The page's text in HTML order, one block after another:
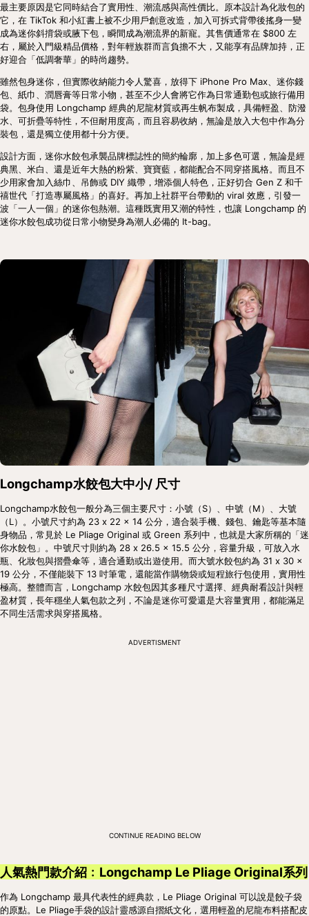
最主要原因是它同時結合了實用性、潮流感與高性價比。原本設計為化妝包的
它，在 TikTok 和小紅書上被不少用戶創意改造，加入可拆式背帶後搖身一變
成為迷你斜揹袋或腋下包，瞬間成為潮流界的新寵。其售價通常在 $800 左
右，屬於入門級精品價格，對年輕族群而言負擔不大，又能享有品牌加持，正
好迎合「低調奢華」的時尚趨勢。
雖然包身迷你，但實際收納能力令人驚喜，放得下 iPhone Pro Max、迷你錢
包、紙巾、潤唇膏等日常小物，甚至不少人會將它作為日常通勤包或旅行備用
袋。包身使用 Longchamp 經典的尼龍材質或再生帆布製成，具備輕盈、防潑
水、可折疊等特性，不但耐用度高，而且容易收納，無論是放入大包中作為分
裝包，還是獨立使用都十分方便。
設計方面，迷你水餃包承襲品牌標誌性的簡約輪廓，加上多色可選，無論是經
典黑、米白、還是近年大熱的粉紫、寶寶藍，都能配合不同穿搭風格。而且不
少用家會加入絲巾、吊飾或 DIY 織帶，增添個人特色，正好切合 Gen Z 和千
禧世代「打造專屬風格」的喜好。再加上社群平台帶動的 viral 效應，引發一
波「一人一個」的迷你包熱潮。這種既實用又潮的特性，也讓 Longchamp 的
迷你水餃包成功從日常小物變身為潮人必備的 It-bag。
Longchamp水餃包大中小/ 尺寸
Longchamp水餃包一般分為三個主要尺寸：小號（S）、中號（M）、大號
（L）。小號尺寸約為 23 x 22 x 14 公分，適合裝手機、錢包、鑰匙等基本隨
身物品，常見於 Le Pliage Original 或 Green 系列中，也就是大家所稱的「迷
你水餃包」。中號尺寸則約為 28 x 26.5 x 15.5 公分，容量升級，可放入水
瓶、化妝包與摺疊傘等，適合通勤或出遊使用。而大號水餃包約為 31 x 30 x
19 公分，不僅能裝下 13 吋筆電，還能當作購物袋或短程旅行包使用，實用性
極高。整體而言，Longchamp 水餃包因其多種尺寸選擇、經典耐看設計與輕
盈材質，長年穩坐人氣包款之列，不論是迷你可愛還是大容量實用，都能滿足
不同生活需求與穿搭風格。
ADVERTISMENT
CONTINUE READING BELOW
人氣熱門款介紹﹕Longchamp Le Pliage Original系列
作為 Longchamp 最具代表性的經典款，Le Pliage Original 可以說是餃子袋
的原點。Le Pliage手袋的設計靈感源自摺紙文化，選用輕盈的尼龍布料搭配皮